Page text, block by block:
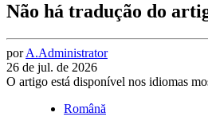
Não há tradução do
porA.Administrator
26 de jul. de 2026
O artigo está disponível nos idiomas
Română